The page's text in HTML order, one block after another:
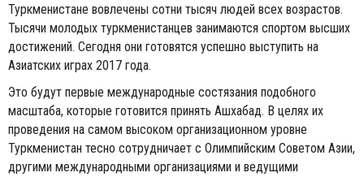
Туркменистане вовлечены сотни тысяч людей всех возрастов.
Тысячи молодых туркменистанцев занимаются спортом высших
достижений. Сегодня они готовятся успешно выступить на
Азиатских играх 2017 года.
Это будут первые международные состязания подобного
масштаба, которые готовится принять Ашхабад. В целях их
проведения на самом высоком организационном уровне
Туркменистан тесно сотрудничает с Олимпийским Советом Азии,
другими международными организациями и ведущими